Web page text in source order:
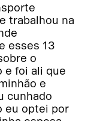
trabalhou na
esses 13
o
e foi ali que
e
cunhado
eu optei por